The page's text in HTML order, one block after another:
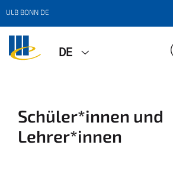
ULB BONN DE
DE
Schüler*innen und
Lehrer*innen